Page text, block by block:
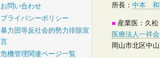
所長： 中本 和
■ 産業医：久
医療法人一祥
岡山市北区中
お問い合わせ
プライバシーポリシー
暴力団等反社会的勢力排除宣
言
危機管理関連ページ一覧